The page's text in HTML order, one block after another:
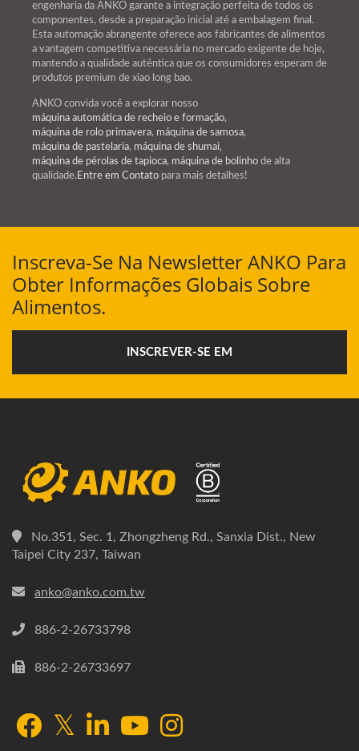
engenharia da ANKO garante a integração perfeita de todos os
componentes, desde a preparação inicial até a embalagem final.
Esta automação abrangente oferece aos fabricantes de alimentos
a vantagem competitiva necessária no mercado exigente de hoje,
mantendo a qualidade autêntica que os consumidores esperam de
produtos premium de xiao long bao.
ANKO convida você a explorar nosso
máquina automática de recheio e formação,
máquina de rolo primavera, máquina de samosa,
máquina de pastelaria, máquina de shumai,
máquina de pérolas de tapioca, máquina de bolinho de alta
qualidade.Entre em Contato para mais detalhes!
Inscreva-Se Na Newsletter ANKO Para
Obter Informações Globais Sobre
Alimentos.
INSCREVER-SE EM
No.351, Sec. 1, Zhongzheng Rd., Sanxia Dist., New
Taipei City 237, Taiwan
anko@anko.com.tw
886-2-26733798
886-2-26733697